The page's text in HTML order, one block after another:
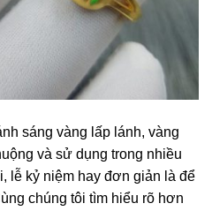
sáng vàng lấp lánh, vàng
và sử dụng trong nhiều
lễ kỷ niệm hay đơn giản là để
chúng tôi tìm hiểu rõ hơn